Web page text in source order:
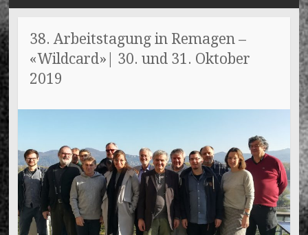
CONTENT
38. Arbeitstagung in Remagen –
«Wildcard»| 30. und 31. Oktober
2019